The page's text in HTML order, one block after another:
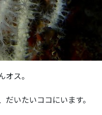
ス。
いたいココにいます。